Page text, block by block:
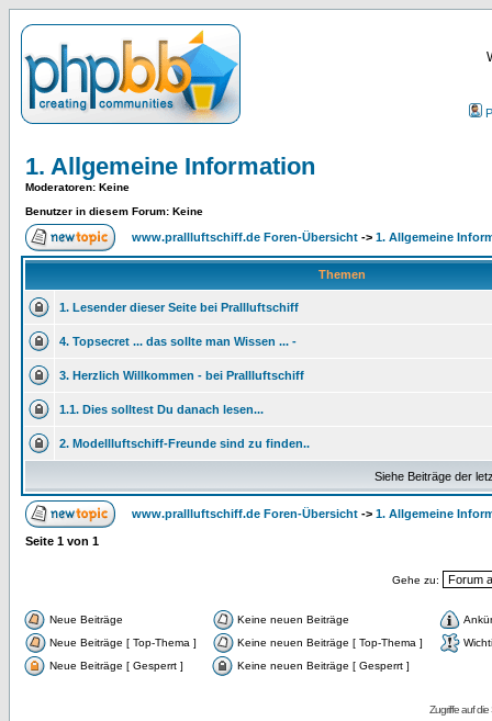
1. Allgemeine Information
Moderatoren: Keine
Benutzer in diesem Forum: Keine
www.prallluftschiff.de Foren-Übersicht -> 1. Allgemeine
Themen
1. Lesender dieser Seite bei Prallluftschiff
4. Topsecret ... das sollte man Wissen ... -
3. Herzlich Willkommen - bei Prallluftschiff
1.1. Dies solltest Du danach lesen...
2. Modellluftschiff-Freunde sind zu finden..
Siehe Beiträge der
www.prallluftschiff.de Foren-Übersicht -> 1. Allgemeine
Seite 1 von 1
Gehe zu:
Neue Beiträge Keine neuen Beiträge
Neue Beiträge [ Top-Thema ]
Keine neuen Beiträge [ Top-Thema ]
Neue Beiträge [ Gesperrt ]
Keine neuen Beiträge [ Gesperrt ]
Zugriffe auf